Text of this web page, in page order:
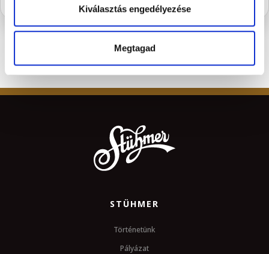
Kiválasztás engedélyezése
Megtagad
STÜHMER
Történetünk
Pályázat